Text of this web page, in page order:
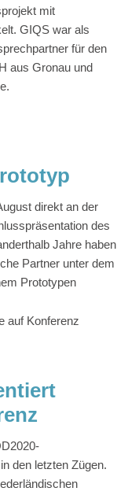
mit
GIQS war als
für den
aus Gronau und
direkt an der
des
Jahre haben
Partner unter dem
Prototypen
den letzten Zügen.